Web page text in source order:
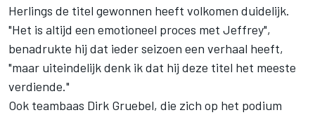
Herlings de titel gewonnen heeft volkomen duidelijk.
"Het is altijd een emotioneel proces met Jeffrey",
benadrukte hij dat ieder seizoen een verhaal heeft,
"maar uiteindelijk denk ik dat hij deze titel het meeste
verdiende."
Ook teambaas Dirk Gruebel, die zich op het podium